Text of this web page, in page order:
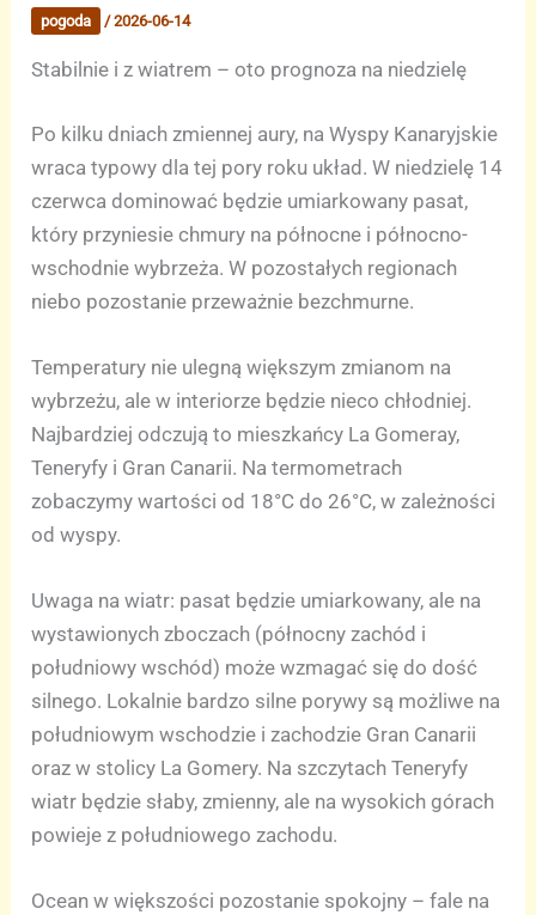
pogoda /2026-06-14
Stabilnie i z wiatrem – oto prognoza na niedzielę
Po kilku dniach zmiennej aury, na Wyspy Kanaryjskie
wraca typowy dla tej pory roku układ. W niedzielę 14
czerwca dominować będzie umiarkowany pasat,
który przyniesie chmury na północne i północno-
wschodnie wybrzeża. W pozostałych regionach
niebo pozostanie przeważnie bezchmurne.
Temperatury nie ulegną większym zmianom na
wybrzeżu, ale w interiorze będzie nieco chłodniej.
Najbardziej odczują to mieszkańcy La Gomeray,
Teneryfy i Gran Canarii. Na termometrach
zobaczymy wartości od 18°C do 26°C, w zależności
od wyspy.
Uwaga na wiatr: pasat będzie umiarkowany, ale na
wystawionych zboczach (północny zachód i
południowy wschód) może wzmagać się do dość
silnego. Lokalnie bardzo silne porywy są możliwe na
południowym wschodzie i zachodzie Gran Canarii
oraz w stolicy La Gomery. Na szczytach Teneryfy
wiatr będzie słaby, zmienny, ale na wysokich górach
powieje z południowego zachodu.
Ocean w większości pozostanie spokojny – fale na